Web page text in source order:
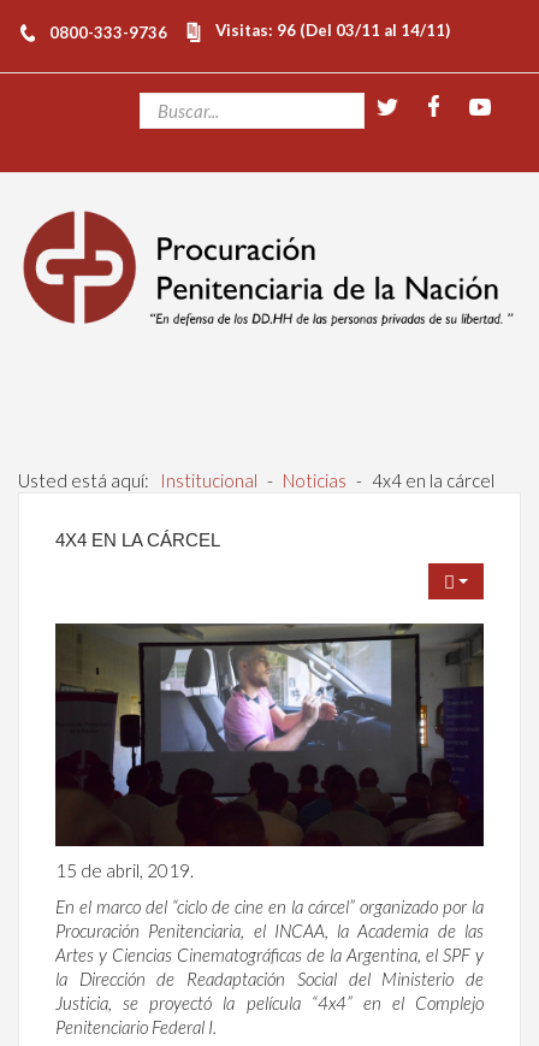
0800-333-9736 Visitas: 96 (Del 03/11 al 14/11)
Usted está aquí: Institucional - Noticias - 4x4 en la cárcel
4X4 EN LA CÁRCEL
15 de abril, 2019.
En el marco del “ciclo de cine en la cárcel” organizado por la
Procuración Penitenciaria, el INCAA, la Academia de las
Artes y Ciencias Cinematográficas de la Argentina, el SPF y
la Dirección de Readaptación Social del Ministerio de
Justicia, se proyectó la película “4x4” en el Complejo
Penitenciario Federal I.